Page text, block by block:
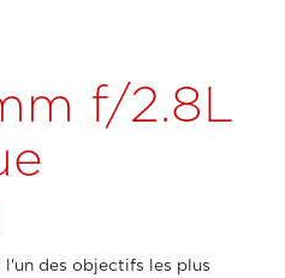
f/2.8L
l'un des objectifs les plus